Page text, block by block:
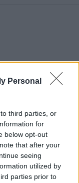
Personal
third parties, or
for
below opt-out
that after your
seeing
utilized by
parties prior to